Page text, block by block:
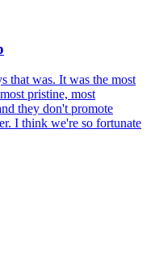
that was. It was the most
pristine, most
they don't promote
I think we're so fortunate